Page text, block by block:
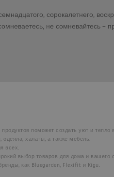
сорокалетнего,
не сомневайтесь –
поможет создать уют и
халаты, а также мебель.
всех.
выбор товаров для дома и вашего
как Bluegarden, Flexifit и Kigu.